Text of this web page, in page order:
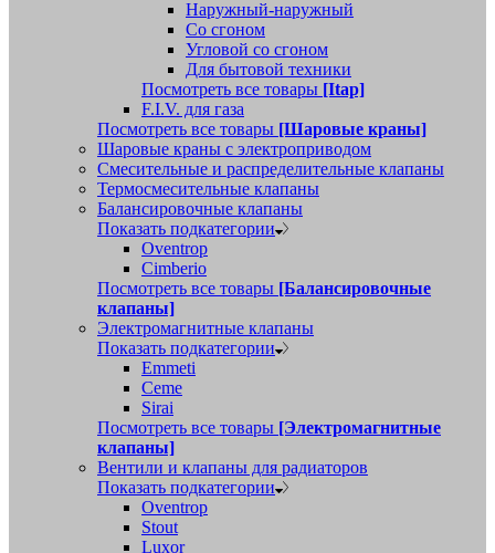
Наружный-наружный
Со сгоном
Угловой со сгоном
Для бытовой техники
Посмотреть все товары [Itap]
F.I.V. для газа
Посмотреть все товары [Шаровые краны]
Шаровые краны с электроприводом
Смесительные и распределительные клапаны
Термосмесительные клапаны
Балансировочные клапаны
Показать подкатегории
Oventrop
Cimberio
Посмотреть все товары [Балансировочные
клапаны]
Электромагнитные клапаны
Показать подкатегории
Emmeti
Ceme
Sirai
Посмотреть все товары [Электромагнитные
клапаны]
Вентили и клапаны для радиаторов
Показать подкатегории
Oventrop
Stout
Luxor